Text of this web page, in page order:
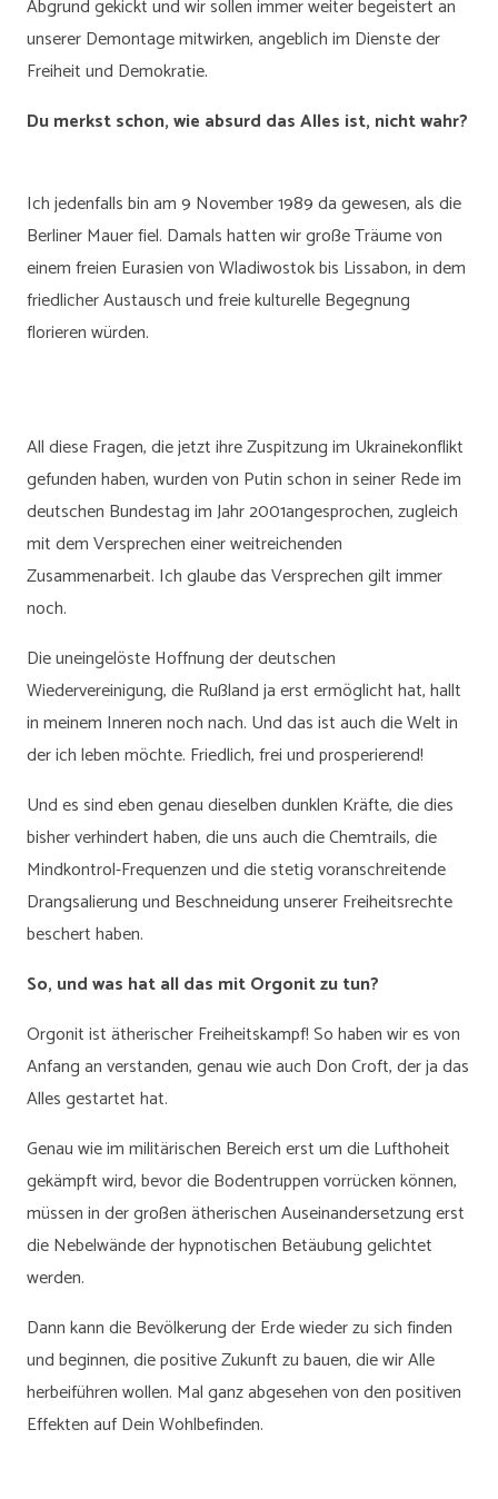
Abgrund gekickt und wir sollen immer weiter begeistert an
unserer Demontage mitwirken, angeblich im Dienste der
Freiheit und Demokratie.
Du merkst schon, wie absurd das Alles ist, nicht wahr?
Ich jedenfalls bin am 9 November 1989 da gewesen, als die
Berliner Mauer fiel. Damals hatten wir große Träume von
einem freien Eurasien von Wladiwostok bis Lissabon, in dem
friedlicher Austausch und freie kulturelle Begegnung
florieren würden.
All diese Fragen, die jetzt ihre Zuspitzung im Ukrainekonflikt
gefunden haben, wurden von Putin schon in seiner Rede im
deutschen Bundestag im Jahr 2001angesprochen, zugleich
mit dem Versprechen einer weitreichenden
Zusammenarbeit. Ich glaube das Versprechen gilt immer
noch.
Die uneingelöste Hoffnung der deutschen
Wiedervereinigung, die Rußland ja erst ermöglicht hat, hallt
in meinem Inneren noch nach. Und das ist auch die Welt in
der ich leben möchte. Friedlich, frei und prosperierend!
Und es sind eben genau dieselben dunklen Kräfte, die dies
bisher verhindert haben, die uns auch die Chemtrails, die
Mindkontrol-Frequenzen und die stetig voranschreitende
Drangsalierung und Beschneidung unserer Freiheitsrechte
beschert haben.
So, und was hat all das mit Orgonit zu tun?
Orgonit ist ätherischer Freiheitskampf! So haben wir es von
Anfang an verstanden, genau wie auch Don Croft, der ja das
Alles gestartet hat.
Genau wie im militärischen Bereich erst um die Lufthoheit
gekämpft wird, bevor die Bodentruppen vorrücken können,
müssen in der großen ätherischen Auseinandersetzung erst
die Nebelwände der hypnotischen Betäubung gelichtet
werden.
Dann kann die Bevölkerung der Erde wieder zu sich finden
und beginnen, die positive Zukunft zu bauen, die wir Alle
herbeiführen wollen. Mal ganz abgesehen von den positiven
Effekten auf Dein Wohlbefinden.